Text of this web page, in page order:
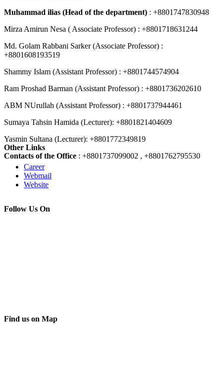
Muhammad ilias (Head of the department) : +8801747830948
Mirza Amirun Nesa ( Associate Professor) : +8801718631244
Md. Golam Rabbani Sarker (Associate Professor) :
+8801608193519
Shammy Islam (Assistant Professor) : +8801744574904
Ram Proshad Barman (Assistant Professor) : +8801736202610
ABM NUrullah (Assistant Professor) : +8801737944461
Sumaya Tahsin Hamida (Lecturer): +8801821404609
Yasmin Sultana (Lecturer): +8801772349819
Contacts of the Office : +8801737099002 , +8801762795530
Follow Us On
Other Links
Career
Webmail
Website
Find us on Map